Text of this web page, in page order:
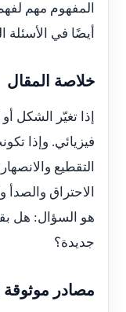
المفهوم مهم
أيضًا في
خلاصة المقال
إذا تغيّر الشكل
فيزيائي. وإذا
التقطيع والانصهار
الاحتراق والصدأ
هو السؤال: هل
جديدة؟
مصادر موثوقة